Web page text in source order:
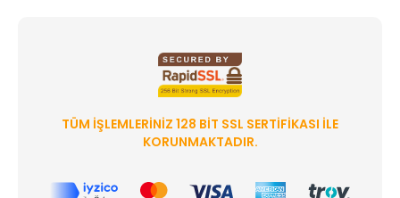
TÜM İŞLEMLERINIZ 128 BIT SSL SERTIFIKASI ILE
KORUNMAKTADIR.